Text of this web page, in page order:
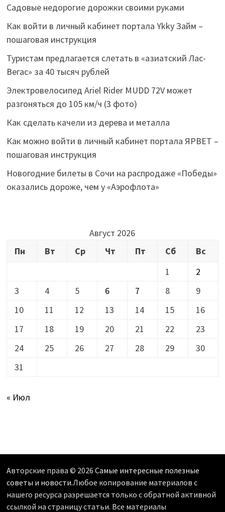
Садовые недорогие дорожки своими руками
Как войти в личный кабинет портала Ykky Займ –
пошаговая инструкция
Туристам предлагается слетать в «азиатский Лас-
Вегас» за 40 тысяч рублей
Электровелосипед Ariel Rider MUDD 72V может
разгоняться до 105 км/ч (3 фото)
Как сделать качели из дерева и металла
Как можно войти в личный кабинет портала ЯРВЕТ –
пошаговая инструкция
Новогодние билеты в Сочи на распродаже «Победы»
оказались дороже, чем у «Аэрофлота»
Август 2026
Пн
Вт Ср Чт Пт Сб
Вс
1
2
3
4 5 6 7 8
9
10
11 12 13 14 15
16
17
18 19 20 21 22
23
24
25 26 27 28 29
30
31
« Июл
Авторские права © 2026 Самые интересные полезные
советы и новости.Любое копирование материалов с
нашего ресурса разрешается только с обратной активной
ссылкой на страницу статьи. Все материалы